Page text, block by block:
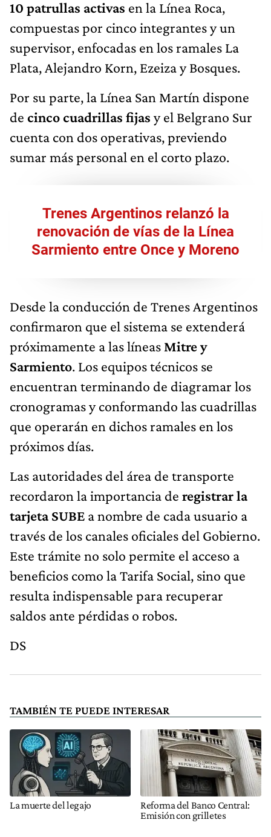
10 patrullas activas en la Línea Roca,
compuestas por cinco integrantes y un
supervisor, enfocadas en los ramales La
Plata, Alejandro Korn, Ezeiza y Bosques.
Por su parte, la Línea San Martín dispone
de cinco cuadrillas fijas y el Belgrano Sur
cuenta con dos operativas, previendo
sumar más personal en el corto plazo.
Trenes Argentinos relanzó la
renovación de vías de la Línea
Sarmiento entre Once y Moreno
Desde la conducción de Trenes Argentinos
confirmaron que el sistema se extenderá
próximamente a las líneas Mitre y
Sarmiento. Los equipos técnicos se
encuentran terminando de diagramar los
cronogramas y conformando las cuadrillas
que operarán en dichos ramales en los
próximos días.
Las autoridades del área de transporte
recordaron la importancia de registrar la
tarjeta SUBE a nombre de cada usuario a
través de los canales oficiales del Gobierno.
Este trámite no solo permite el acceso a
beneficios como la Tarifa Social, sino que
resulta indispensable para recuperar
saldos ante pérdidas o robos.
DS
TAMBIÉN TE PUEDE INTERESAR
La muerte del legajo
Reforma del Banco Central:
Emisión con grilletes